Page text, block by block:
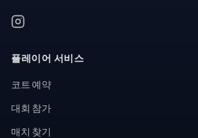
플레이어 서비스
코트 예약
대회 참가
매치 찾기